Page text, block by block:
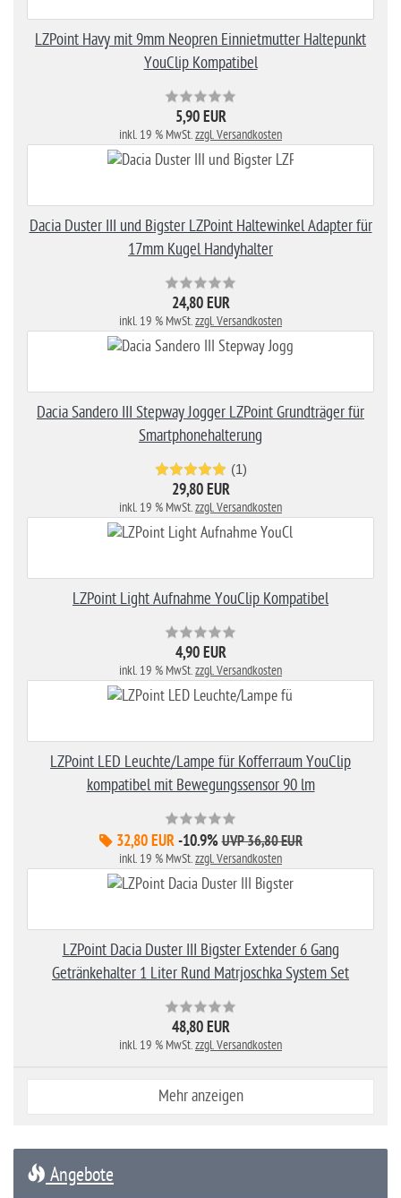
LZPoint Havy mit 9mm Neopren Einnietmutter Haltepunkt
YouClip Kompatibel
5,90 EUR
inkl. 19 % MwSt.zzgl. Versandkosten
Dacia Duster III und Bigster LZPoint Haltewinkel Adapter für
17mm Kugel Handyhalter
24,80 EUR
inkl. 19 % MwSt.zzgl. Versandkosten
Dacia Sandero III Stepway Jogger LZPoint Grundträger für
Smartphonehalterung
(1)
29,80 EUR
inkl. 19 % MwSt.zzgl. Versandkosten
LZPoint Light Aufnahme YouClip Kompatibel
4,90 EUR
inkl. 19 % MwSt.zzgl. Versandkosten
LZPoint LED Leuchte/Lampe für Kofferraum YouClip
kompatibel mit Bewegungssensor 90 lm
32,80 EUR -10.9% UVP 36,80 EUR
inkl. 19 % MwSt.zzgl. Versandkosten
LZPoint Dacia Duster III Bigster Extender 6 Gang
Getränkehalter 1 Liter Rund Matrjoschka System Set
48,80 EUR
inkl. 19 % MwSt.zzgl. Versandkosten
Mehr anzeigen
Angebote